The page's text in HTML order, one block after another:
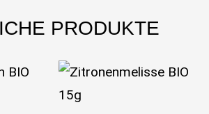
PRODUKTE